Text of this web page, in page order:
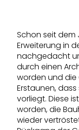
Schon seit dem
Erweiterung in
nachgedacht
durch einen
worden und die
Erstaunen,
vorliegt. Diese
worden, die
wieder